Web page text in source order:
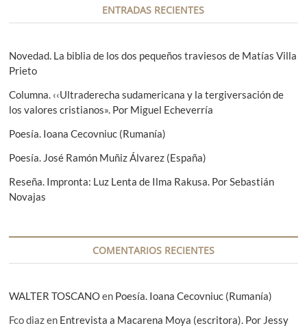
i
ó
n
d
e
e
n
t
r
a
s
e
i
:
s
i
u
n
t
ENTRADAS RECIENTES
Novedad. La biblia de los dos pequeños traviesos de Matías Villa
Prieto
Columna. ‹‹Ultraderecha sudamericana y la tergiversación de
los valores cristianos». Por Miguel Echeverría
Poesía. Ioana Cecovniuc (Rumanía)
Poesía. José Ramón Muñiz Álvarez (España)
Reseña. Impronta: Luz Lenta de Ilma Rakusa. Por Sebastián
Novajas
COMENTARIOS RECIENTES
WALTER TOSCANOen Poesía. Ioana Cecovniuc (Rumanía)
Fco diazen Entrevista a Macarena Moya (escritora). Por Jessy